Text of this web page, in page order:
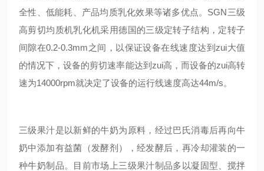
全性、低能耗、产品均质乳化效果等诸多优点。 SGN三级
高剪切均质机乳化机采用德国的三级定转子结构，定转子
间隙在0.2-0.3mm之间，以保证设备在线速度达到zui大值
的情况下，设备的剪切速率能达到zui高，而设备的zui高转
速为14000rpm就决定了设备的运行线速度高达44m/s。
三级果汁是以新鲜的牛奶为原料，经过巴氏消毒后再向牛
奶中添加有益菌（发酵剂），经发酵后，再冷却灌装的一
种牛奶制品。目前市场上三级果汁制品多以凝固型、搅拌